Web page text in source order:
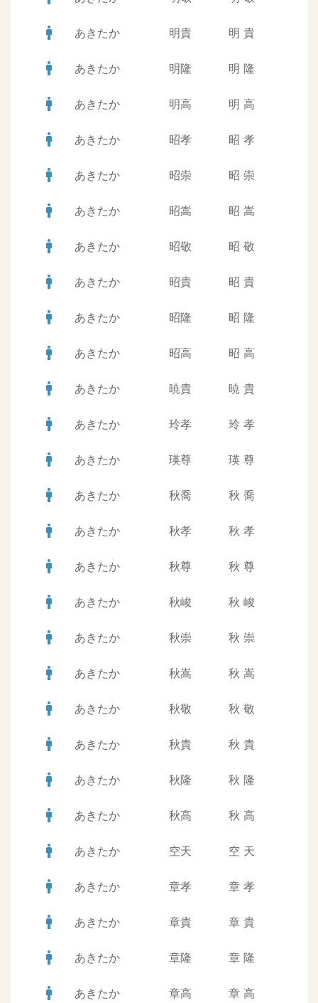
man あきたか 明貴 明 貴
man あきたか 明隆 明 隆
man あきたか 明高 明 高
man あきたか 昭孝 昭 孝
man あきたか 昭崇 昭 崇
man あきたか 昭嵩 昭 嵩
man あきたか 昭敬 昭 敬
man あきたか 昭貴 昭 貴
man あきたか 昭隆 昭 隆
man あきたか 昭高 昭 高
man あきたか 暁貴 暁 貴
man あきたか 玲孝 玲 孝
man あきたか 瑛尊 瑛 尊
man あきたか 秋喬 秋 喬
man あきたか 秋孝 秋 孝
man あきたか 秋尊 秋 尊
man あきたか 秋峻 秋 峻
man あきたか 秋崇 秋 崇
man あきたか 秋嵩 秋 嵩
man あきたか 秋敬 秋 敬
man あきたか 秋貴 秋 貴
man あきたか 秋隆 秋 隆
man あきたか 秋高 秋 高
man あきたか 空天 空 天
man あきたか 章孝 章 孝
man あきたか 章貴 章 貴
man あきたか 章隆 章 隆
man あきたか 章高 章 高